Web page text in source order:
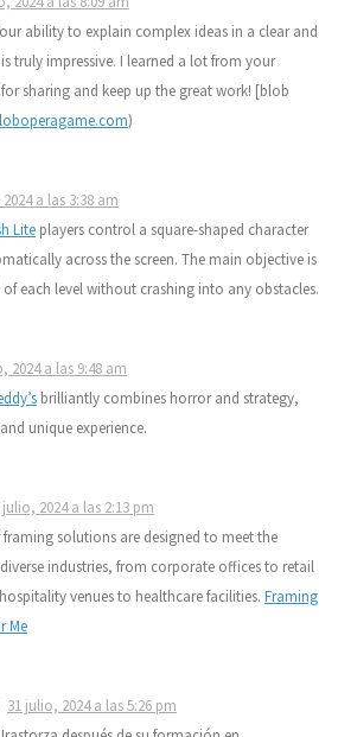
ability to explain complex ideas in a clear and
truly impressive. I learned a lot from your
sharing and keep up the great work! [blob
)
a las 3:38 am
Lite players control a square-shaped character
across the screen. The main objective is
each level without crashing into any obstacles.
2024 a las 9:48 am
brilliantly combines horror and strategy,
unique experience.
julio, 2024 a las 2:13 pm
solutions are designed to meet the
industries, from corporate offices to retail
venues to healthcare facilities. Framing
Me
31 julio, 2024 a las 5:26 pm